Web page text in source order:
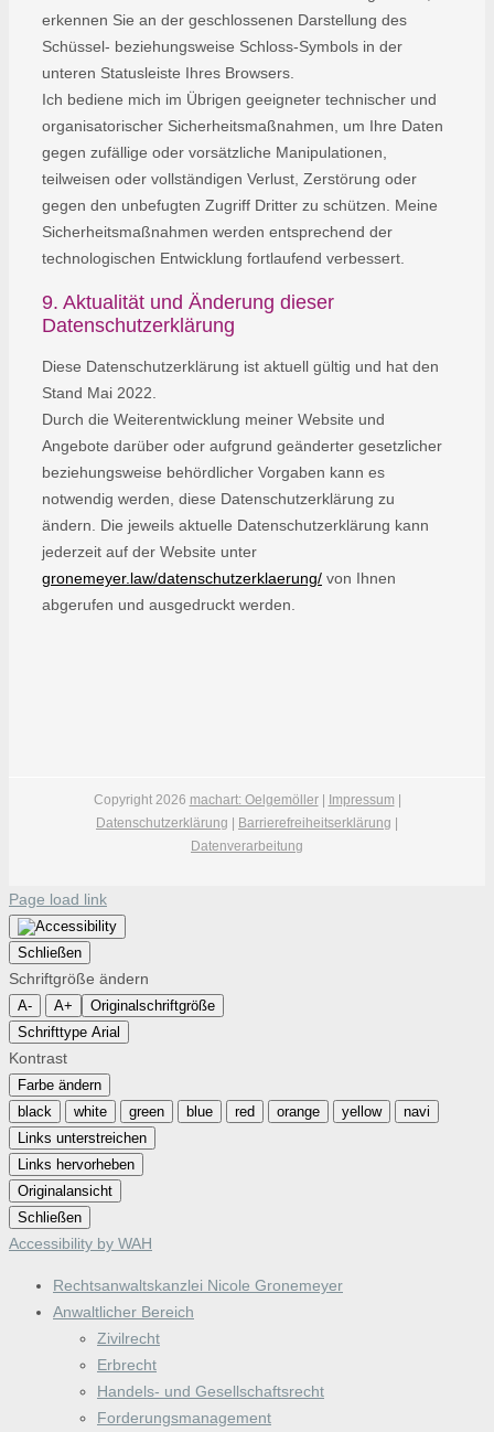
erkennen Sie an der geschlossenen Darstellung des
Schüssel- beziehungsweise Schloss-Symbols in der
unteren Statusleiste Ihres Browsers.
Ich bediene mich im Übrigen geeigneter technischer und
organisatorischer Sicherheitsmaßnahmen, um Ihre Daten
gegen zufällige oder vorsätzliche Manipulationen,
teilweisen oder vollständigen Verlust, Zerstörung oder
gegen den unbefugten Zugriff Dritter zu schützen. Meine
Sicherheitsmaßnahmen werden entsprechend der
technologischen Entwicklung fortlaufend verbessert.
9. Aktualität und Änderung dieser
Datenschutzerklärung
Diese Datenschutzerklärung ist aktuell gültig und hat den
Stand Mai 2022.
Durch die Weiterentwicklung meiner Website und
Angebote darüber oder aufgrund geänderter gesetzlicher
beziehungsweise behördlicher Vorgaben kann es
notwendig werden, diese Datenschutzerklärung zu
ändern. Die jeweils aktuelle Datenschutzerklärung kann
jederzeit auf der Website unter
gronemeyer.law/datenschutzerklaerung/ von Ihnen
abgerufen und ausgedruckt werden.
Copyright 2026 machart: Oelgemöller| Impressum
Datenschutzerklärung
Barrierefreiheitserklärung
Datenverarbeitung
Page load link
Schließen
Schriftgröße ändern
A- A+
Originalschriftgröße
Schrifttype Arial
Kontrast
Farbe ändern
black
white green blue red orange yellow
navi
Links unterstreichen
Links hervorheben
Originalansicht
Schließen
Accessibility by WAH
Rechtsanwaltskanzlei Nicole Gronemeyer
Anwaltlicher Bereich
Zivilrecht
Erbrecht
Handels- und Gesellschaftsrecht
Forderungsmanagement